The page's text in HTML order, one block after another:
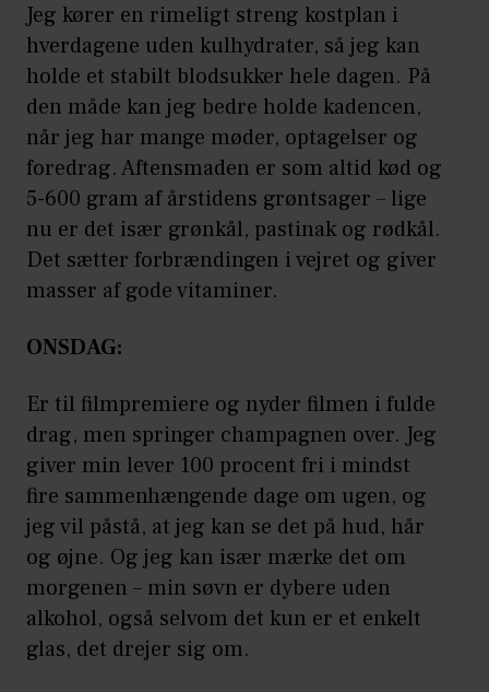
Jeg kører en rimeligt streng kostplan i
hverdagene uden kulhydrater, så jeg kan
holde et stabilt blodsukker hele dagen. På
den måde kan jeg bedre holde kadencen,
når jeg har mange møder, optagelser og
foredrag. Aftensmaden er som altid kød og
5-600 gram af årstidens grøntsager – lige
nu er det især grønkål, pastinak og rødkål.
Det sætter forbrændingen i vejret og giver
masser af gode vitaminer.
ONSDAG:
Er til filmpremiere og nyder filmen i fulde
drag, men springer champagnen over. Jeg
giver min lever 100 procent fri i mindst
fire sammenhængende dage om ugen, og
jeg vil påstå, at jeg kan se det på hud, hår
og øjne. Og jeg kan især mærke det om
morgenen – min søvn er dybere uden
alkohol, også selvom det kun er et enkelt
glas, det drejer sig om.